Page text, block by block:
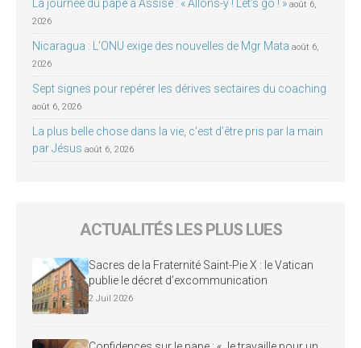
La journée du pape à Assise : « Allons-y ! Let’s go ! » août 6,
2026
Nicaragua : L’ONU exige des nouvelles de Mgr Mata août 6,
2026
Sept signes pour repérer les dérives sectaires du coaching
août 6, 2026
La plus belle chose dans la vie, c’est d’être pris par la main
par Jésus août 6, 2026
ACTUALITÉS LES PLUS LUES
Sacres de la Fraternité Saint-Pie X : le Vatican
publie le décret d’excommunication
2 Juil 2026